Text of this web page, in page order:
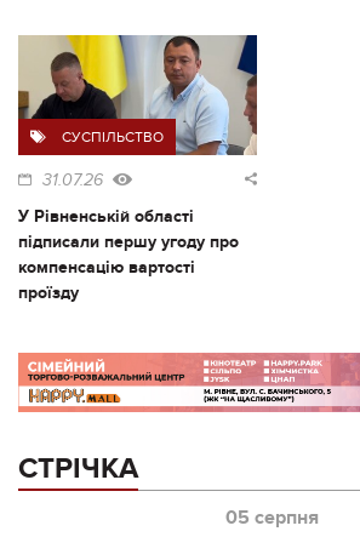
СУСПІЛЬСТВО
31.07.26
У Рівненській області
підписали першу угоду про
компенсацію вартості
проїзду
СТРІЧКА
05 серпня